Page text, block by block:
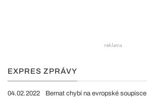
EXPRES ZPRÁVY
04.02.2022 Bernat chybí na evropské soupisce